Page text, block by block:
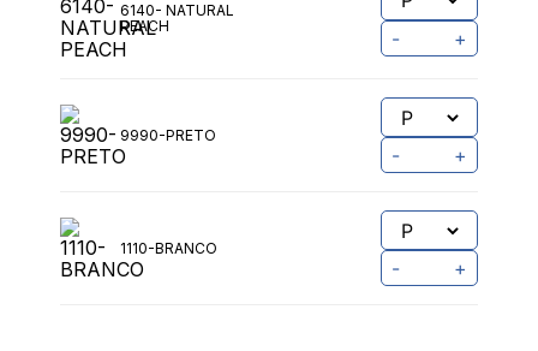
6140- NATURAL
PEACH
- +
9990-PRETO
- +
1110-BRANCO
- +